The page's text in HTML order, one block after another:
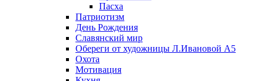
Пасха
Патриотизм
День Рождения
Славянский мир
Обереги от художницы Л.Ивановой А5
Охота
Мотивация